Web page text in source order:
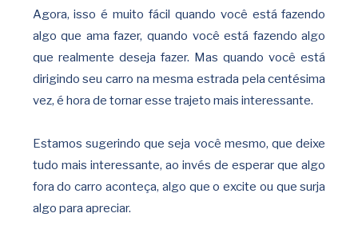
Agora, isso é muito fácil quando você está fazendo
algo que ama fazer, quando você está fazendo algo
que realmente deseja fazer. Mas quando você está
dirigindo seu carro na mesma estrada pela centésima
vez, é hora de tornar esse trajeto mais interessante.
Estamos sugerindo que seja você mesmo, que deixe
tudo mais interessante, ao invés de esperar que algo
fora do carro aconteça, algo que o excite ou que surja
algo para apreciar.